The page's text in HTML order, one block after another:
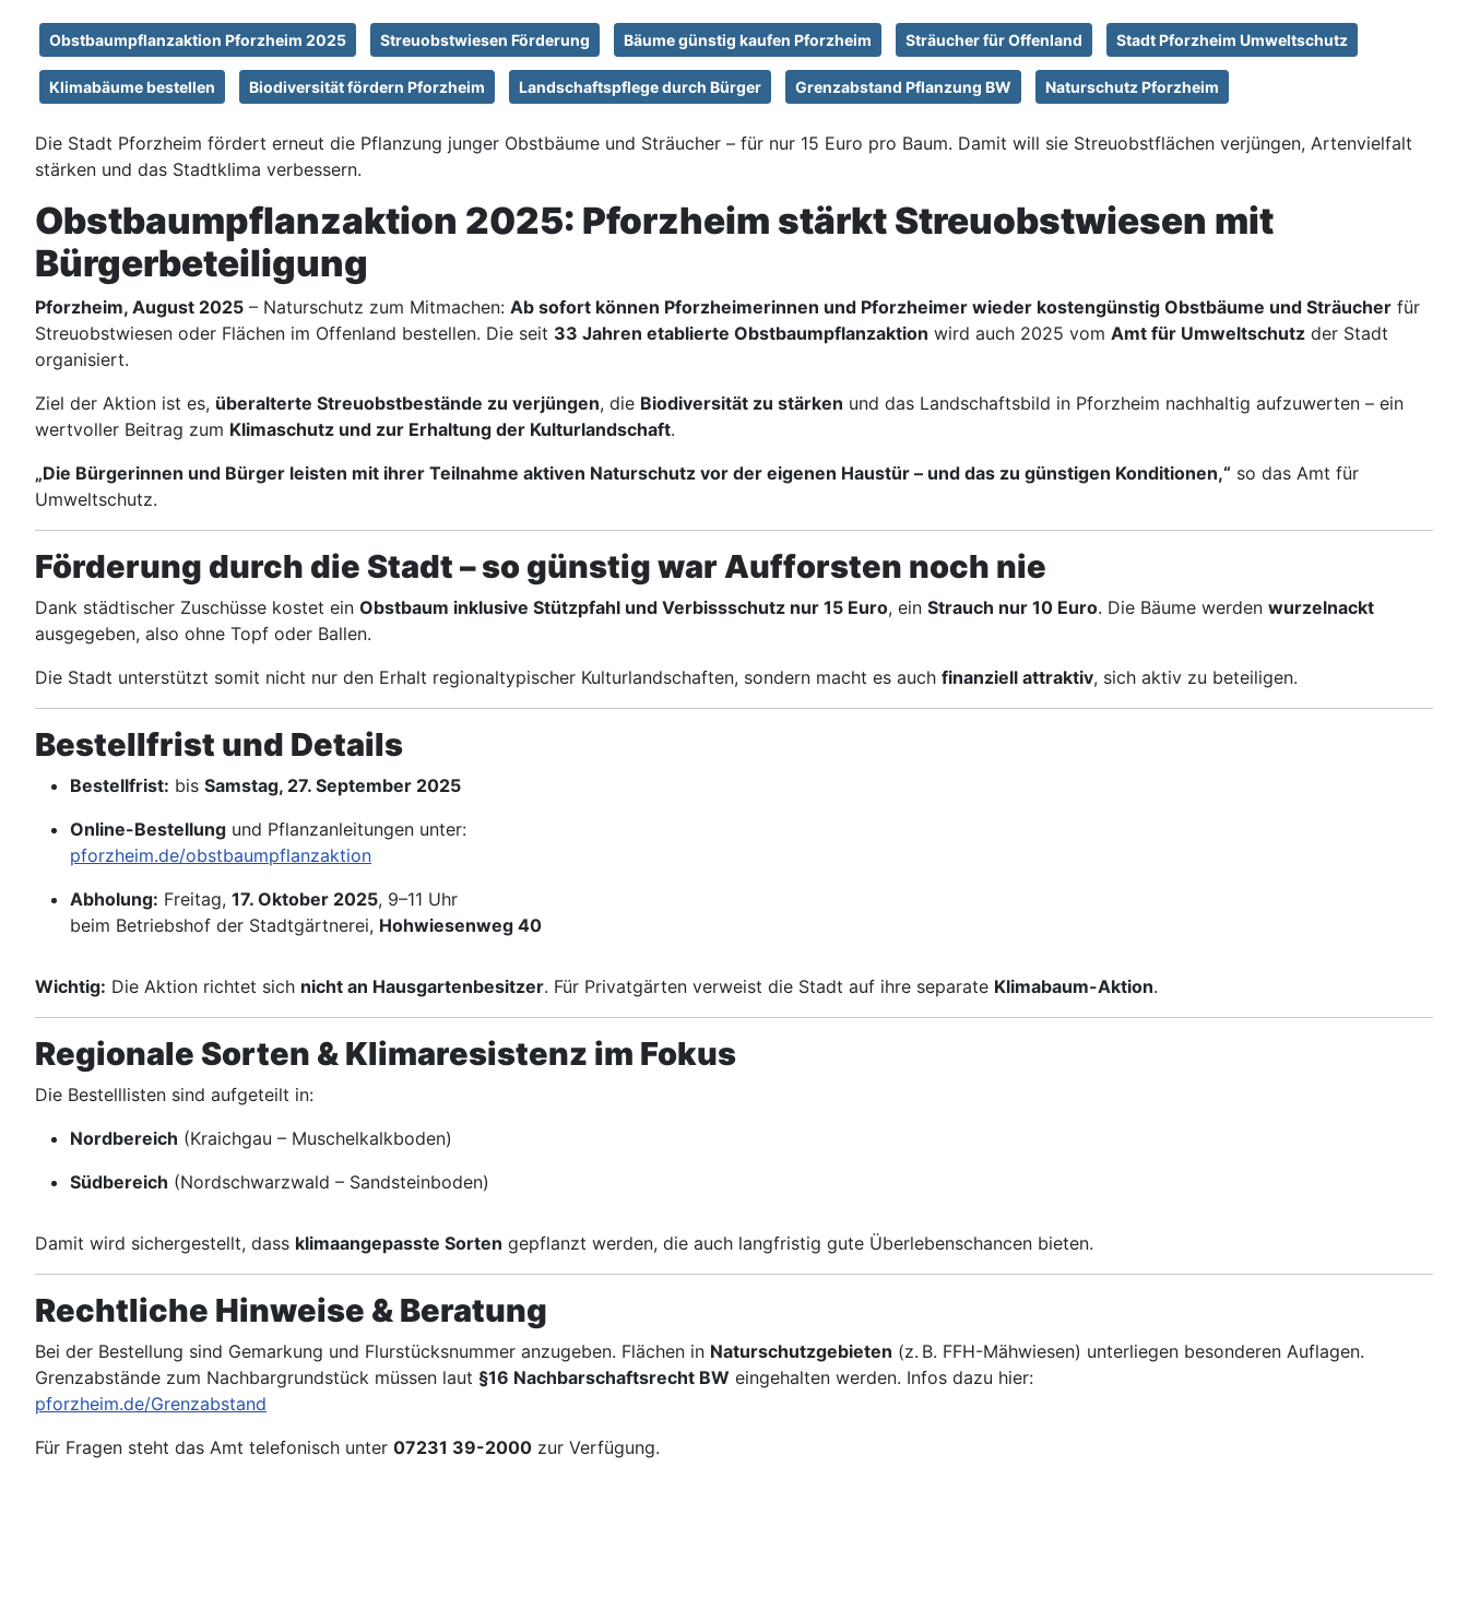
Obstbaumpflanzaktion Pforzheim 2025 Streuobstwiesen Förderung Bäume günstig kaufen Pforzheim Sträucher für Offenland Stadt Pforzheim Umweltschutz
Klimabäume bestellen Biodiversität fördern Pforzheim Landschaftspflege durch Bürger Grenzabstand Pflanzung BW Naturschutz Pforzheim
Die Stadt Pforzheim fördert erneut die Pflanzung junger Obstbäume und Sträucher – für nur 15 Euro pro Baum. Damit will sie Streuobstflächen verjüngen, Artenvielfalt
stärken und das Stadtklima verbessern.
Obstbaumpflanzaktion 2025: Pforzheim stärkt Streuobstwiesen mit
Bürgerbeteiligung
Pforzheim, August 2025 – Naturschutz zum Mitmachen: Ab sofort können Pforzheimerinnen und Pforzheimer wieder kostengünstig Obstbäume und Sträucher für
Streuobstwiesen oder Flächen im Offenland bestellen. Die seit 33 Jahren etablierte Obstbaumpflanzaktion wird auch 2025 vom Amt für Umweltschutz der Stadt
organisiert.
Ziel der Aktion ist es, überalterte Streuobstbestände zu verjüngen, die Biodiversität zu stärken und das Landschaftsbild in Pforzheim nachhaltig aufzuwerten – ein
wertvoller Beitrag zum Klimaschutz und zur Erhaltung der Kulturlandschaft.
„Die Bürgerinnen und Bürger leisten mit ihrer Teilnahme aktiven Naturschutz vor der eigenen Haustür – und das zu günstigen Konditionen,“ so das Amt für
Umweltschutz.
Förderung durch die Stadt – so günstig war Aufforsten noch nie
Dank städtischer Zuschüsse kostet ein Obstbaum inklusive Stützpfahl und Verbissschutz nur 15 Euro, ein Strauch nur 10 Euro. Die Bäume werden wurzelnackt
ausgegeben, also ohne Topf oder Ballen.
Die Stadt unterstützt somit nicht nur den Erhalt regionaltypischer Kulturlandschaften, sondern macht es auch finanziell attraktiv, sich aktiv zu beteiligen.
Bestellfrist und Details
Bestellfrist: bis Samstag, 27. September 2025
Online-Bestellung und Pflanzanleitungen unter:
pforzheim.de/obstbaumpflanzaktion
Abholung: Freitag, 17. Oktober 2025, 9–11 Uhr
beim Betriebshof der Stadtgärtnerei, Hohwiesenweg 40
Wichtig: Die Aktion richtet sich nicht an Hausgartenbesitzer. Für Privatgärten verweist die Stadt auf ihre separate Klimabaum-Aktion.
Regionale Sorten & Klimaresistenz im Fokus
Die Bestelllisten sind aufgeteilt in:
Nordbereich (Kraichgau – Muschelkalkboden)
Südbereich (Nordschwarzwald – Sandsteinboden)
Damit wird sichergestellt, dass klimaangepasste Sorten gepflanzt werden, die auch langfristig gute Überlebenschancen bieten.
Rechtliche Hinweise & Beratung
Bei der Bestellung sind Gemarkung und Flurstücksnummer anzugeben. Flächen in Naturschutzgebieten (z. B. FFH-Mähwiesen) unterliegen besonderen Auflagen.
Grenzabstände zum Nachbargrundstück müssen laut §16 Nachbarschaftsrecht BW eingehalten werden. Infos dazu hier:
pforzheim.de/Grenzabstand
Für Fragen steht das Amt telefonisch unter 07231 39-2000 zur Verfügung.